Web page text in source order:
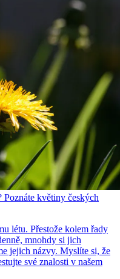
květiny českých
létu. Přestože kolem řady
mnohdy si jich
jejich názvy. Myslíte si, že
své znalosti v našem